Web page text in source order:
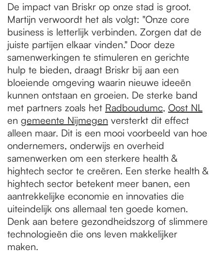
De impact van Briskr op onze stad is groot.
Martijn verwoordt het als volgt: "Onze core
business is letterlijk verbinden. Zorgen dat de
juiste partijen elkaar vinden." Door deze
samenwerkingen te stimuleren en gerichte
hulp te bieden, draagt Briskr bij aan een
bloeiende omgeving waarin nieuwe ideeën
kunnen ontstaan en groeien. De sterke band
met partners zoals het Radboudumc, Oost NL
en gemeente Nijmegen versterkt dit effect
alleen maar. Dit is een mooi voorbeeld van hoe
ondernemers, onderwijs en overheid
samenwerken om een sterkere health &
hightech sector te creëren. Een sterke health &
hightech sector betekent meer banen, een
aantrekkelijke economie en innovaties die
uiteindelijk ons allemaal ten goede komen.
Denk aan betere gezondheidszorg of slimmere
technologieën die ons leven makkelijker
maken.